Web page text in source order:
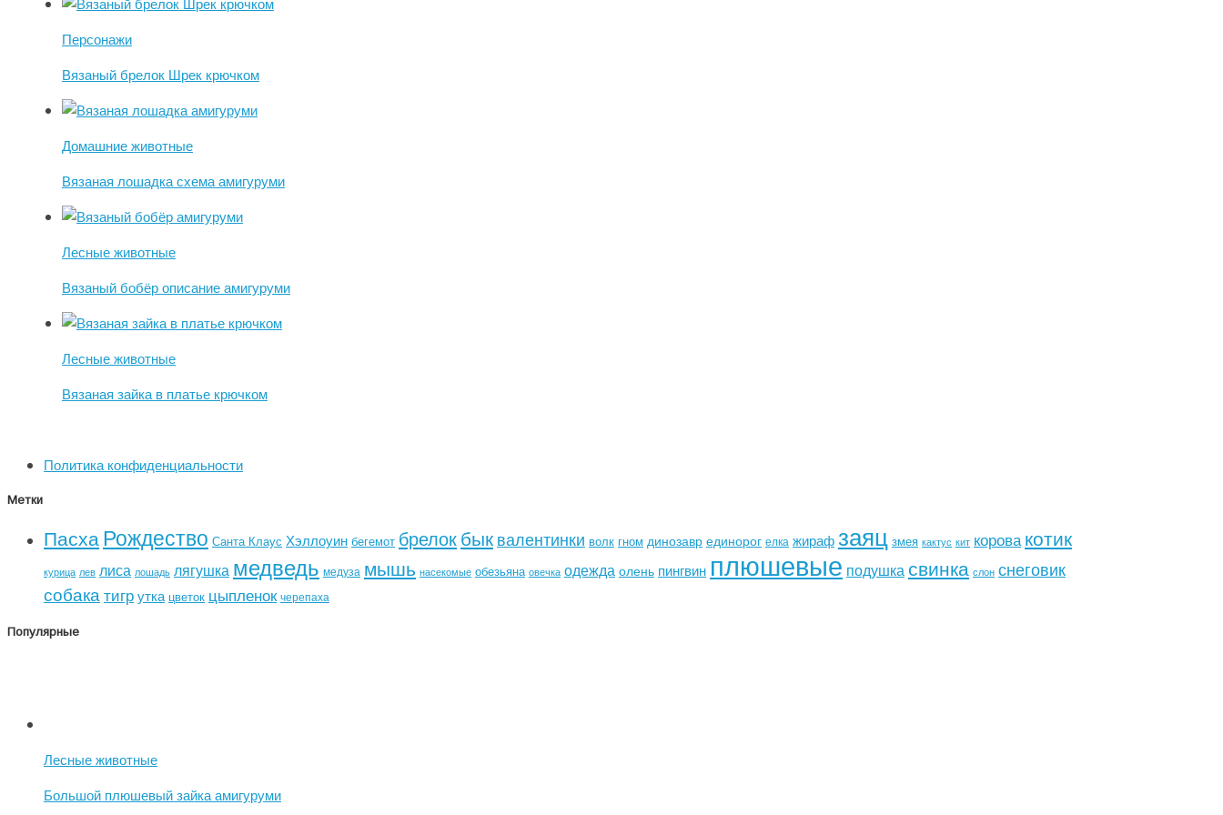
Персонажи
Вязаный брелок Шрек крючком
Домашние животные
Вязаная лошадка схема амигуруми
Лесные животные
Вязаный бобёр описание амигуруми
Лесные животные
Вязаная зайка в платье крючком
Политика конфиденциальности
Метки
ПасхаРождество Санта Клаус Хэллоуин бегемот брелокбыквалентинки волк гном динозавр единорог елка жирафзаяц змея кактус кит корова котик
курица лев лиса лошадь лягушка медведь медуза мышь насекомые обезьяна овечка одежда олень пингвин плюшевые подушка свинка слон снеговик
собака тигрутка цветок цыпленок черепаха
Популярные
Лесные животные
Большой плюшевый зайка амигуруми